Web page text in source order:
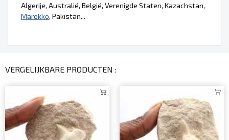
Algerije, Australië, België, Verenigde Staten, Kazachstan,
Marokko, Pakistan...
VERGELIJKBARE PRODUCTEN :